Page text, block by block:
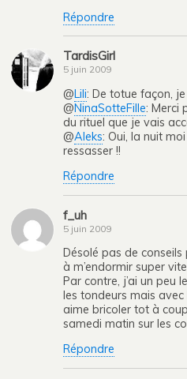
Répondre
TardisGirl
5 juin 2009
@Lili: De totue façon,
@NinaSotteFille: Merci
du rituel que je vais
@Aleks: Oui, la nuit
ressasser !!
Répondre
f_uh
5 juin 2009
Désolé pas de
à m’endormir super
Par contre, j’ai un peu
les tondeurs mais
aime bricoler tot à
samedi matin sur les
Répondre